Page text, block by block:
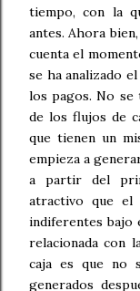
tiempo, con la
antes. Ahora
cuenta el
se ha analizado
los pagos. No
de los flujos de
que tienen un
empieza a
a partir del
atractivo que el
indiferentes bajo
relacionada con
caja es que no
generados